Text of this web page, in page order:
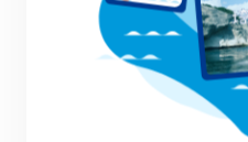
一覧